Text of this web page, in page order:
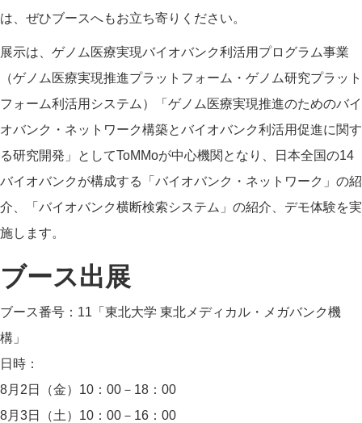
は、ぜひブースへもお立ち寄りください。
展示は、ゲノム医療実現バイオバンク利活用プログラム事業
（ゲノム医療実現推進プラットフォーム・ゲノム研究プラット
フォーム利活用システム）「ゲノム医療実現推進のためのバイ
オバンク・ネットワーク構築とバイオバンク利活用促進に関す
る研究開発」としてToMMoが中心機関となり、日本全国の14
バイオバンクが構成する「バイオバンク・ネットワーク」の紹
介、「バイオバンク横断検索システム」の紹介、デモ体験を実
施します。
ブース出展
ブース番号：11「東北大学 東北メディカル・メガバンク機
構」
日時：
8月2日（金）10：00－18：00
8月3日（土）10：00－16：00